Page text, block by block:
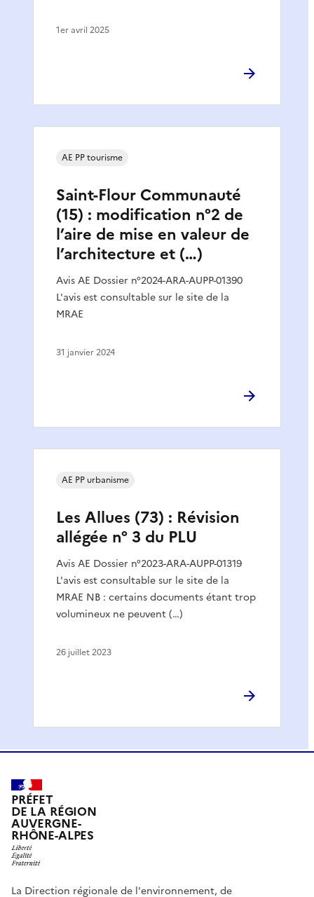
1er avril 2025
Saint-Flour Communauté
(15) : modification n°2 de
l’aire de mise en valeur de
l’architecture et (…)
Avis AE Dossier n°2024-ARA-AUPP-01390
L'avis est consultable sur le site de la
MRAE
AE PP tourisme
31 janvier 2024
Les Allues (73) : Révision
allégée n° 3 du PLU
Avis AE Dossier n°2023-ARA-AUPP-01319
L'avis est consultable sur le site de la
MRAE NB : certains documents étant trop
volumineux ne peuvent (…)
AE PP urbanisme
26 juillet 2023
PRÉFET
DE LA RÉGION
AUVERGNE-
RHÔNE-ALPES
La Direction régionale de l'environnement, de